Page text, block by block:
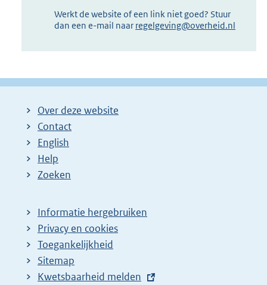
Werkt de website of een link niet goed? Stuur
dan een e-mail naar regelgeving@overheid.nl
Over deze website
Contact
English
Help
Zoeken
Informatie hergebruiken
Privacy en cookies
Toegankelijkheid
Sitemap
E
Kwetsbaarheid melden